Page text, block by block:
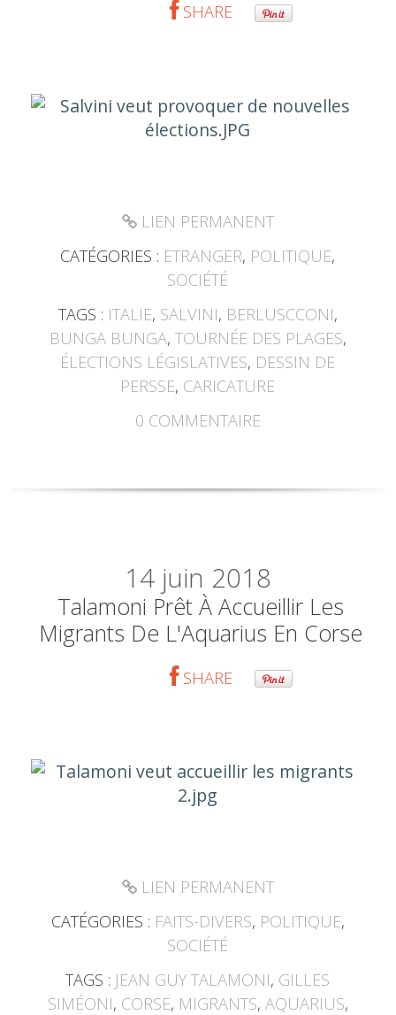
SHARE
LIEN PERMANENT
CATÉGORIES : ETRANGER, POLITIQUE,
SOCIÉTÉ
TAGS : ITALIE, SALVINI, BERLUSCCONI,
BUNGA BUNGA, TOURNÉE DES PLAGES,
ÉLECTIONS LÉGISLATIVES, DESSIN DE
PERSSE, CARICATURE
0 COMMENTAIRE
14 juin 2018
Talamoni Prêt À Accueillir Les
Migrants De L'Aquarius En Corse
SHARE
LIEN PERMANENT
CATÉGORIES : FAITS-DIVERS, POLITIQUE,
SOCIÉTÉ
TAGS : JEAN GUY TALAMONI, GILLES
SIMÉONI, CORSE, MIGRANTS, AQUARIUS,